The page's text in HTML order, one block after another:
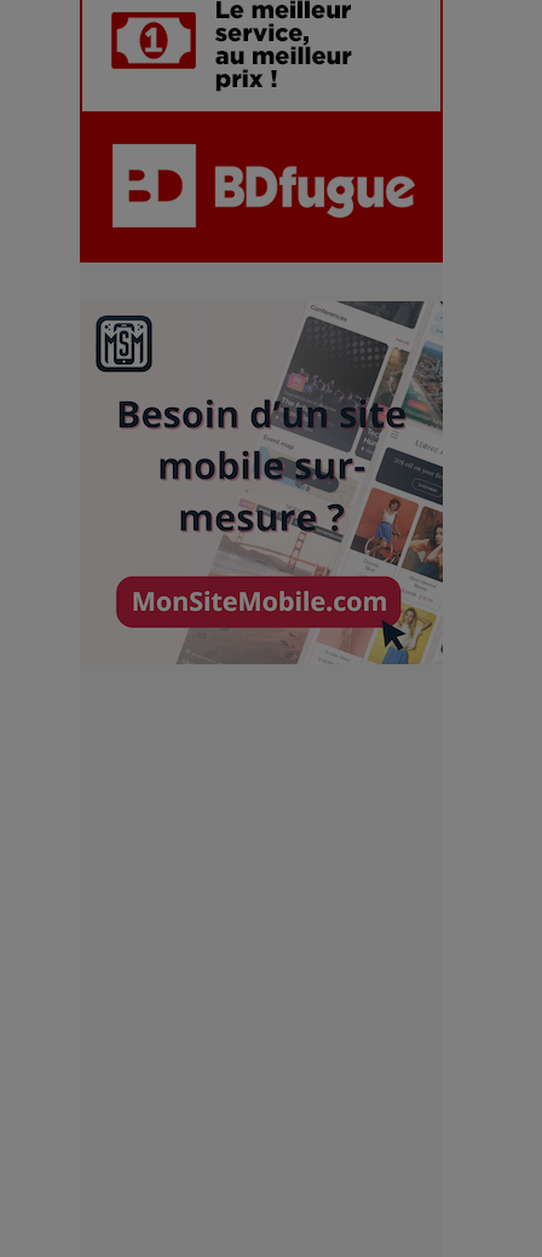
Kazakhstan”, célèbre ses 30 ans
de carrière à la Salle Gaveau
: un désastre écologique en
chiffres
7 Techniques Secrètes des
Photographes de Stars
Adieu Jean-Pat : rire au bord
du précipice
Pharaonic Festival 2025 : 10
ans d’électro sous les
montagnes, une fête à ne pas
manquer